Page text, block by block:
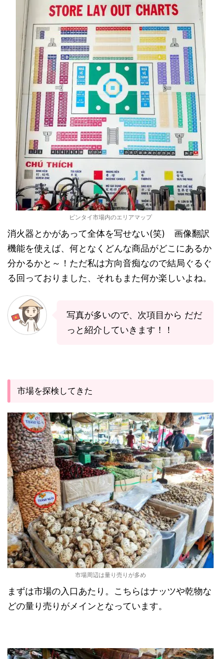
ビンタイ市場内のエリアマップ
消火器とかがあって全体を写せない(笑) 画像翻訳
機能を使えば、何となくどんな商品がどこにあるか
分かるかと～！ただ私は方向音痴なので結局ぐるぐ
る回っておりました、それもまた何か楽しいよね。
写真が多いので、次項目から だだ
っと紹介していきます！！
市場を探検してきた
市場周辺は量り売りが多め
まずは市場の入口あたり。こちらはナッツや乾物な
どの量り売りがメインとなっています。